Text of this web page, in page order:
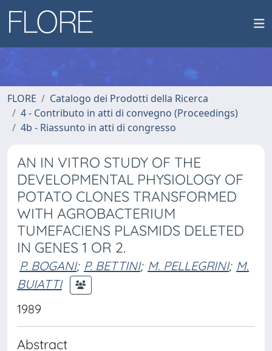
FLORE
Catalogo dei Prodotti della Ricerca
4 - Contributo in atti di convegno (Proceedings)
4b - Riassunto in atti di congresso
AN IN VITRO STUDY OF THE
DEVELOPMENTAL PHYSIOLOGY OF
POTATO CLONES TRANSFORMED
WITH AGROBACTERIUM
TUMEFACIENS PLASMIDS DELETED
IN GENES 1 OR 2.
P. BOGANI; P. BETTINI; M. PELLEGRINI; M.
BUIATTI
1989
Abstract